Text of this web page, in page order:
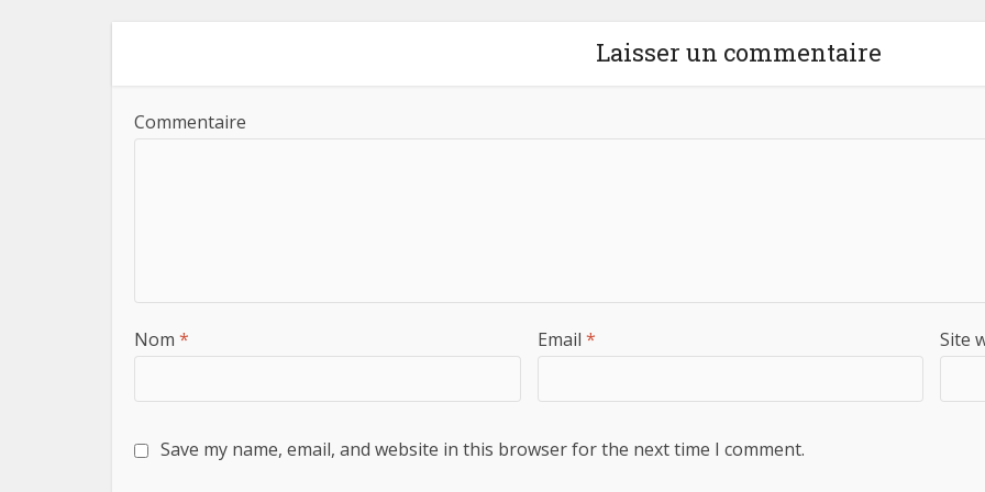
Laisser un commentaire
Commentaire
Nom * Email * Site
Save my name, email, and website in this browser for the next time I comment.